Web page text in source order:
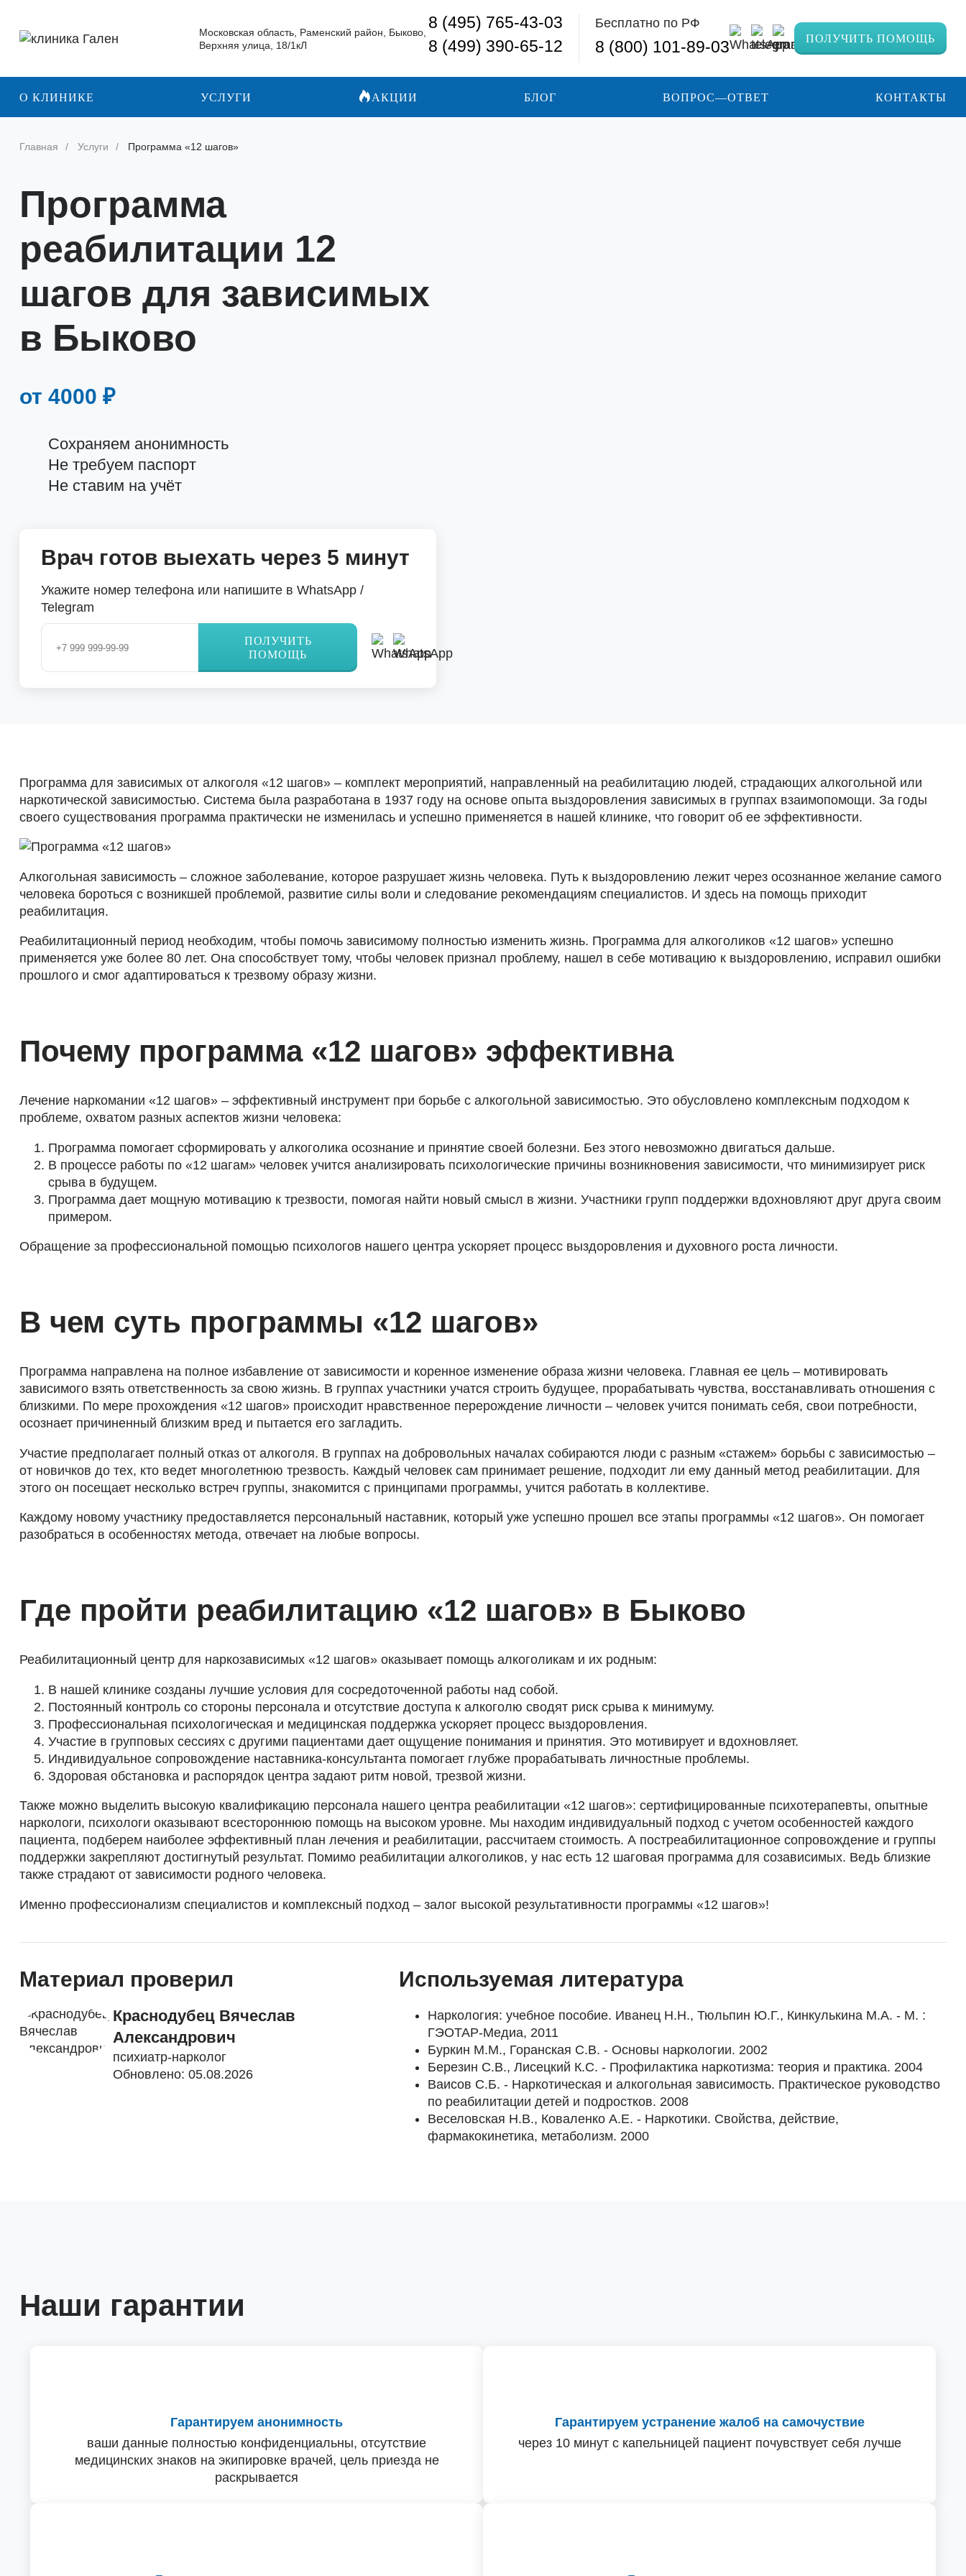
Московская область, Раменский район, Быково,
Верхняя улица, 18/1кЛ
8 (495) 765-43-03
8 (499) 390-65-12
Бесплатно по РФ
8 (800) 101-89-03 ПОЛУЧИТЬ ПОМОЩЬ
О КЛИНИКЕ УСЛУГИ АКЦИИ БЛОГ ВОПРОС—ОТВЕТ КОНТАКТЫ
Главная Услуги Программа «12 шагов»
Программа
реабилитации 12
шагов для зависимых
в Быково
от 4000 ₽
Сохраняем анонимность
Не требуем паспорт
Не ставим на учёт
Врач готов выехать через 5 минут
Укажите номер телефона или напишите в WhatsApp /
Telegram
ПОЛУЧИТЬ
ПОМОЩЬ
Программа для зависимых от алкоголя «12 шагов» – комплект мероприятий, направленный на реабилитацию людей, страдающих алкогольной или
наркотической зависимостью. Система была разработана в 1937 году на основе опыта выздоровления зависимых в группах взаимопомощи. За годы
своего существования программа практически не изменилась и успешно применяется в нашей клинике, что говорит об ее эффективности.
Алкогольная зависимость – сложное заболевание, которое разрушает жизнь человека. Путь к выздоровлению лежит через осознанное желание самого
человека бороться с возникшей проблемой, развитие силы воли и следование рекомендациям специалистов. И здесь на помощь приходит
реабилитация.
Реабилитационный период необходим, чтобы помочь зависимому полностью изменить жизнь. Программа для алкоголиков «12 шагов» успешно
применяется уже более 80 лет. Она способствует тому, чтобы человек признал проблему, нашел в себе мотивацию к выздоровлению, исправил ошибки
прошлого и смог адаптироваться к трезвому образу жизни.
Почему программа «12 шагов» эффективна
Лечение наркомании «12 шагов» – эффективный инструмент при борьбе с алкогольной зависимостью. Это обусловлено комплексным подходом к
проблеме, охватом разных аспектов жизни человека:
Программа помогает сформировать у алкоголика осознание и принятие своей болезни. Без этого невозможно двигаться дальше.
В процессе работы по «12 шагам» человек учится анализировать психологические причины возникновения зависимости, что минимизирует риск
срыва в будущем.
Программа дает мощную мотивацию к трезвости, помогая найти новый смысл в жизни. Участники групп поддержки вдохновляют друг друга своим
примером.
Обращение за профессиональной помощью психологов нашего центра ускоряет процесс выздоровления и духовного роста личности.
В чем суть программы «12 шагов»
Программа направлена на полное избавление от зависимости и коренное изменение образа жизни человека. Главная ее цель – мотивировать
зависимого взять ответственность за свою жизнь. В группах участники учатся строить будущее, прорабатывать чувства, восстанавливать отношения с
близкими. По мере прохождения «12 шагов» происходит нравственное перерождение личности – человек учится понимать себя, свои потребности,
осознает причиненный близким вред и пытается его загладить.
Участие предполагает полный отказ от алкоголя. В группах на добровольных началах собираются люди с разным «стажем» борьбы с зависимостью –
от новичков до тех, кто ведет многолетнюю трезвость. Каждый человек сам принимает решение, подходит ли ему данный метод реабилитации. Для
этого он посещает несколько встреч группы, знакомится с принципами программы, учится работать в коллективе.
Каждому новому участнику предоставляется персональный наставник, который уже успешно прошел все этапы программы «12 шагов». Он помогает
разобраться в особенностях метода, отвечает на любые вопросы.
Где пройти реабилитацию «12 шагов» в Быково
Реабилитационный центр для наркозависимых «12 шагов» оказывает помощь алкоголикам и их родным:
В нашей клинике созданы лучшие условия для сосредоточенной работы над собой.
Постоянный контроль со стороны персонала и отсутствие доступа к алкоголю сводят риск срыва к минимуму.
Профессиональная психологическая и медицинская поддержка ускоряет процесс выздоровления.
Участие в групповых сессиях с другими пациентами дает ощущение понимания и принятия. Это мотивирует и вдохновляет.
Индивидуальное сопровождение наставника-консультанта помогает глубже прорабатывать личностные проблемы.
Здоровая обстановка и распорядок центра задают ритм новой, трезвой жизни.
Также можно выделить высокую квалификацию персонала нашего центра реабилитации «12 шагов»: сертифицированные психотерапевты, опытные
наркологи, психологи оказывают всестороннюю помощь на высоком уровне. Мы находим индивидуальный подход с учетом особенностей каждого
пациента, подберем наиболее эффективный план лечения и реабилитации, рассчитаем стоимость. А постреабилитационное сопровождение и группы
поддержки закрепляют достигнутый результат. Помимо реабилитации алкоголиков, у нас есть 12 шаговая программа для созависимых. Ведь близкие
также страдают от зависимости родного человека.
Именно профессионализм специалистов и комплексный подход – залог высокой результативности программы «12 шагов»!
Материал проверил
Краснодубец Вячеслав
Александрович
психиатр-нарколог
Обновлено: 05.08.2026
Используемая литература
Наркология: учебное пособие. Иванец Н.Н., Тюльпин Ю.Г., Кинкулькина М.А. - М. :
ГЭОТАР-Медиа, 2011
Буркин М.М., Горанская С.В. - Основы наркологии. 2002
Березин С.В., Лисецкий К.С. - Профилактика наркотизма: теория и практика. 2004
Ваисов С.Б. - Наркотическая и алкогольная зависимость. Практическое руководство
по реабилитации детей и подростков. 2008
Веселовская Н.В., Коваленко А.Е. - Наркотики. Свойства, действие,
фармакокинетика, метаболизм. 2000
Наши гарантии
Гарантируем анонимность
ваши данные полностью конфиденциальны, отсутствие
медицинских знаков на экипировке врачей, цель приезда не
раскрывается
Гарантируем устранение жалоб на самочуствие
через 10 минут с капельницей пациент почувствует себя лучше